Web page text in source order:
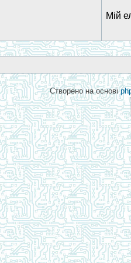
Мій
Створено на основі